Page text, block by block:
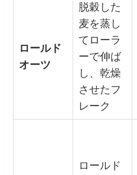
ロールド
オーツ
脱穀した
麦を蒸し
てローラ
ーで伸ば
し、乾燥
させたフ
レーク
ロールド